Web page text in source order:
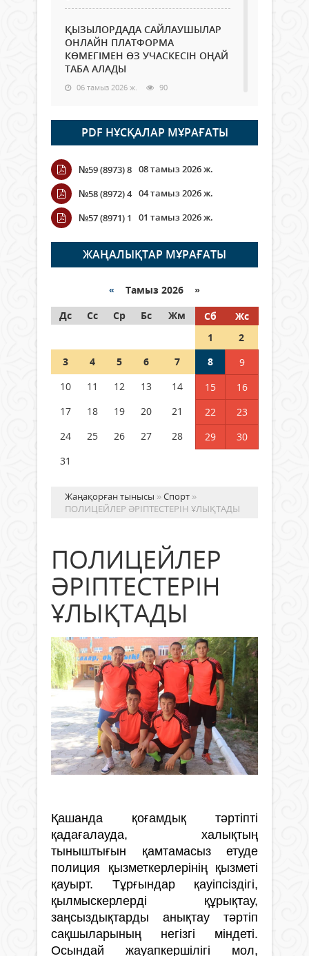
ҚЫЗЫЛОРДАДА САЙЛАУШЫЛАР
ОНЛАЙН ПЛАТФОРМА
КӨМЕГІМЕН ӨЗ УЧАСКЕСІН ОҢАЙ
ТАБА АЛАДЫ
06 тамыз 2026 ж. 90
Open Air: Қызылорда облысы
полиция департаменті 20
мыңнан астам көрерменнің
қауіпсіздігін қамтамасыз етті
06 тамыз 2026 ж.
Wi-Fi ҚАБЫРҒА АРҚЫЛЫ ҚАЛАЙ
ӨТЕДІ?
06 тамыз 2026 ж. 267
граждане Казахстана,
05 тамыз 2026 ж. 148
Шетелде жүрген Қазақстан
азаматтары қалай дауыс бере
PDF НҰСҚАЛАР МҰРАҒАТЫ
№59 (8973) 8 08 тамыз 2026 ж.
№58 (8972) 4 04 тамыз 2026 ж.
№57 (8971) 1
01 тамыз 2026 ж.
ЖАҢАЛЫҚТАР МҰРАҒАТЫ
« Тамыз 2026 »
Дс
Сс Ср Бс Жм Сб
Жс
1
2
3
4 5 6 7 8
9
10
11 12 13 14 15
16
17
18 19 20 21 22
23
24
25 26 27 28 29
30
31
Жаңақорған тынысы »Спорт »
ПОЛИЦЕЙЛЕР ӘРІПТЕСТЕРІН ҰЛЫҚТАДЫ
ПОЛИЦЕЙЛЕР
ӘРІПТЕСТЕРІН
ҰЛЫҚТАДЫ
Қашанда қоғамдық тәртіпті
қадағалауда, халықтың
тыныштығын қамтамасыз етуде
полиция қызметкерлерінің қызметі
қауырт. Тұрғындар қауіпсіздігі,
қылмыскерлерді құрықтау,
заңсыздықтарды анықтау тәртіп
сақшыларының негізгі міндеті.
Осындай жауапкершілігі мол,